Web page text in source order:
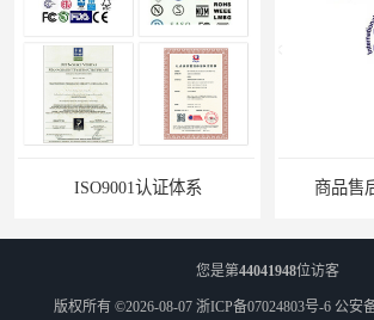
ISO9001认证体系 商品售
您是第44041948位访客
版权所有 ©2026-08-07 浙ICP备07024803号-6 公安